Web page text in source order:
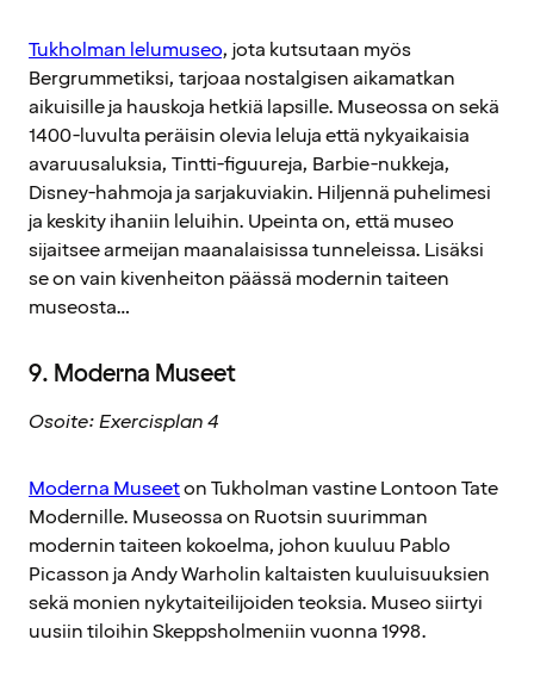
Tukholman lelumuseo, jota kutsutaan myös
Bergrummetiksi, tarjoaa nostalgisen aikamatkan
aikuisille ja hauskoja hetkiä lapsille. Museossa on sekä
1400-luvulta peräisin olevia leluja että nykyaikaisia
avaruusaluksia, Tintti-figuureja, Barbie-nukkeja,
Disney-hahmoja ja sarjakuviakin. Hiljennä puhelimesi
ja keskity ihaniin leluihin. Upeinta on, että museo
sijaitsee armeijan maanalaisissa tunneleissa. Lisäksi
se on vain kivenheiton päässä modernin taiteen
museosta…
9. Moderna Museet
Osoite: Exercisplan 4
Moderna Museeton Tukholman vastine Lontoon Tate
Modernille. Museossa on Ruotsin suurimman
modernin taiteen kokoelma, johon kuuluu Pablo
Picasson ja Andy Warholin kaltaisten kuuluisuuksien
sekä monien nykytaiteilijoiden teoksia. Museo siirtyi
uusiin tiloihin Skeppsholmeniin vuonna 1998.